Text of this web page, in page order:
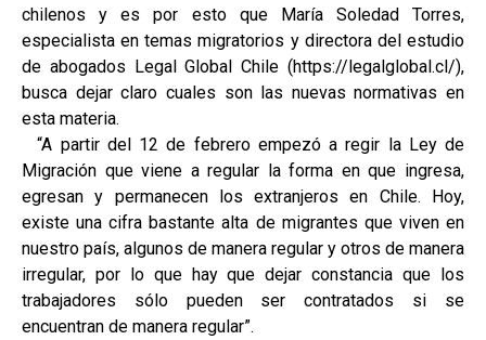
chilenos y es por esto que María Soledad Torres,
especialista en temas migratorios y directora del estudio
de abogados Legal Global Chile (https://legalglobal.cl/),
busca dejar claro cuales son las nuevas normativas en
esta materia.
“A partir del 12 de febrero empezó a regir la Ley de
Migración que viene a regular la forma en que ingresa,
egresan y permanecen los extranjeros en Chile. Hoy,
existe una cifra bastante alta de migrantes que viven en
nuestro país, algunos de manera regular y otros de manera
irregular, por lo que hay que dejar constancia que los
trabajadores sólo pueden ser contratados si se
encuentran de manera regular”.